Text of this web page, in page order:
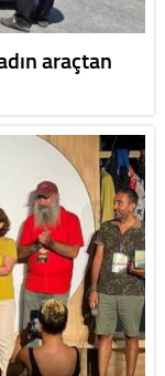
araçtan